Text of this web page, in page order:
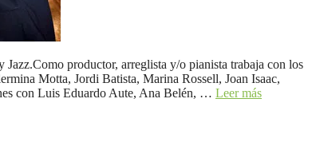
productor, arreglista y/o pianista trabaja con los
Motta, Jordi Batista, Marina Rossell, Joan Isaac,
con Luis Eduardo Aute, Ana Belén, … Leer más